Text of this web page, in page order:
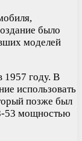
было
моделей
1957 году. В
использовать
позже был
53 мощностью